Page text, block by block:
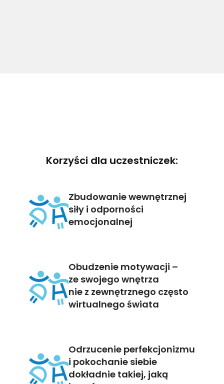
Korzyści dla uczestniczek:
Zbudowanie wewnętrznej
siły i odporności
emocjonalnej
Obudzenie motywacji –
ze swojego wnętrza
nie z zewnętrznego często
wirtualnego świata
Odrzucenie perfekcjonizmu
i pokochanie siebie
dokładnie takiej, jaką